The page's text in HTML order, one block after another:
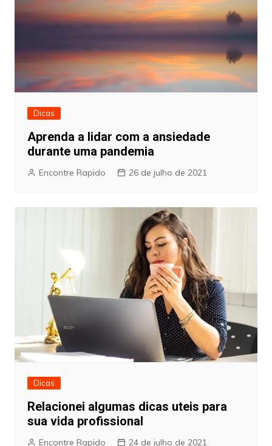
Dicas
Aprenda a lidar com a ansiedade
durante uma pandemia
Encontre Rapido 26 de julho de 2021
Dicas
Relacionei algumas dicas uteis para
sua vida profissional
Encontre Rapido 24 de julho de 2021